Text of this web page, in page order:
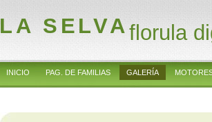
LA SELVAflorula
INICIO PAG. DE FAMILIAS GALERÍA